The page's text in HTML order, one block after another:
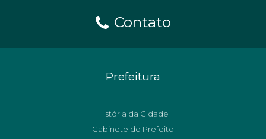
Contato
Prefeitura
História da Cidade
Gabinete do Prefeito